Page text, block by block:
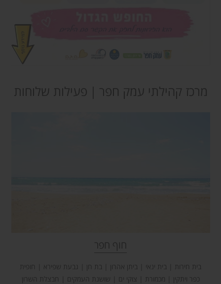
מרכז קהילתי עמק חפר פעילות שלוחות
חוף חפר
בית חירות | בית ינאי | ביתן אהרון | בת חן | גבעת שפירא | חופית
כפר ויתקין | מכמורת | צוקי ים | שושנת העמקים | חבצלת השרון